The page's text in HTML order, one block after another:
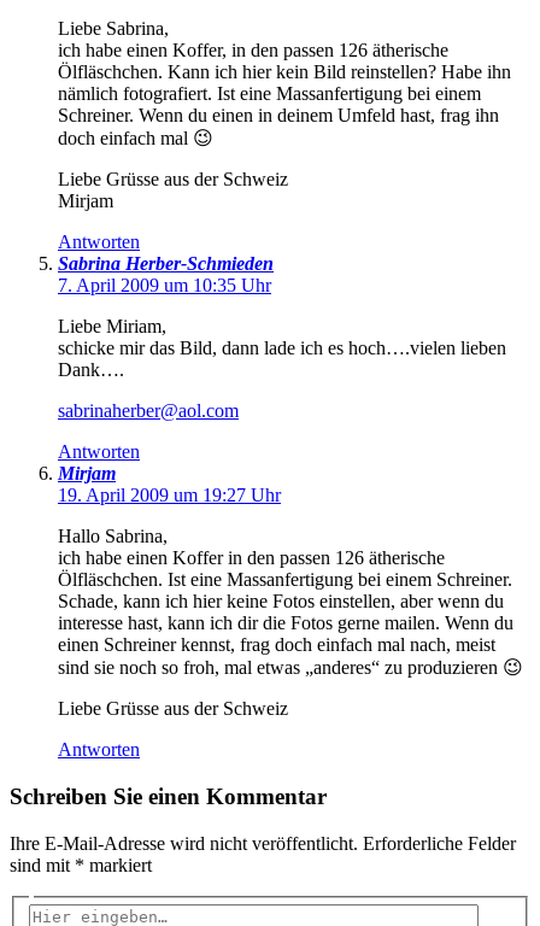
Liebe Sabrina,
ich habe einen Koffer, in den passen 126 ätherische
Ölfläschchen. Kann ich hier kein Bild reinstellen? Habe ihn
nämlich fotografiert. Ist eine Massanfertigung bei einem
Schreiner. Wenn du einen in deinem Umfeld hast, frag ihn
doch einfach mal 😉
Liebe Grüsse aus der Schweiz
Mirjam
Antworten
Sabrina Herber-Schmieden
7. April 2009 um 10:35 Uhr
Liebe Miriam,
schicke mir das Bild, dann lade ich es hoch….vielen lieben
Dank….
sabrinaherber@aol.com
Antworten
Mirjam
19. April 2009 um 19:27 Uhr
Hallo Sabrina,
ich habe einen Koffer in den passen 126 ätherische
Ölfläschchen. Ist eine Massanfertigung bei einem Schreiner.
Schade, kann ich hier keine Fotos einstellen, aber wenn du
interesse hast, kann ich dir die Fotos gerne mailen. Wenn du
einen Schreiner kennst, frag doch einfach mal nach, meist
sind sie noch so froh, mal etwas „anderes“ zu produzieren 😉
Liebe Grüsse aus der Schweiz
Antworten
Schreiben Sie einen Kommentar
Ihre E-Mail-Adresse wird nicht veröffentlicht. Erforderliche Felder
sind mit * markiert
Hier